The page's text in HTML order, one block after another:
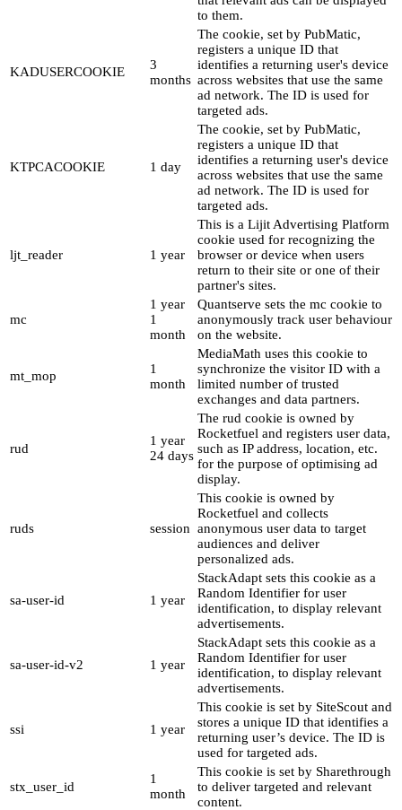
to them.
KADUSERCOOKIE
3
months
The cookie, set by PubMatic,
registers a unique ID that
identifies a returning user's device
across websites that use the same
ad network. The ID is used for
targeted ads.
KTPCACOOKIE 1 day
The cookie, set by PubMatic,
registers a unique ID that
identifies a returning user's device
across websites that use the same
ad network. The ID is used for
targeted ads.
ljt_reader 1 year
This is a Lijit Advertising Platform
cookie used for recognizing the
browser or device when users
return to their site or one of their
partner's sites.
mc
1 year
1
month
Quantserve sets the mc cookie to
anonymously track user behaviour
on the website.
mt_mop
1
month
MediaMath uses this cookie to
synchronize the visitor ID with a
limited number of trusted
exchanges and data partners.
rud
1 year
24 days
The rud cookie is owned by
Rocketfuel and registers user data,
such as IP address, location, etc.
for the purpose of optimising ad
display.
ruds session
This cookie is owned by
Rocketfuel and collects
anonymous user data to target
audiences and deliver
personalized ads.
sa-user-id 1 year
StackAdapt sets this cookie as a
Random Identifier for user
identification, to display relevant
advertisements.
sa-user-id-v2 1 year
StackAdapt sets this cookie as a
Random Identifier for user
identification, to display relevant
advertisements.
ssi 1 year
This cookie is set by SiteScout and
stores a unique ID that identifies a
returning user’s device. The ID is
used for targeted ads.
stx_user_id
1
month
This cookie is set by Sharethrough
to deliver targeted and relevant
content.